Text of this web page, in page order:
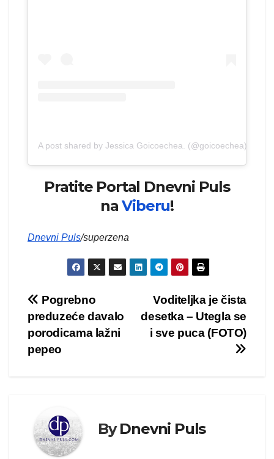
A post shared by Jessica Goicoechea. (@goicoechea)
Pratite Portal Dnevni Puls
naViberu!
Dnevni Puls/superzena
Kretanje
članka
Voditeljka je čista
desetka – Utegla se
i sve puca (FOTO)
Pogrebno
preduzeće davalo
porodicama lažni
pepeo
ByDnevni Puls